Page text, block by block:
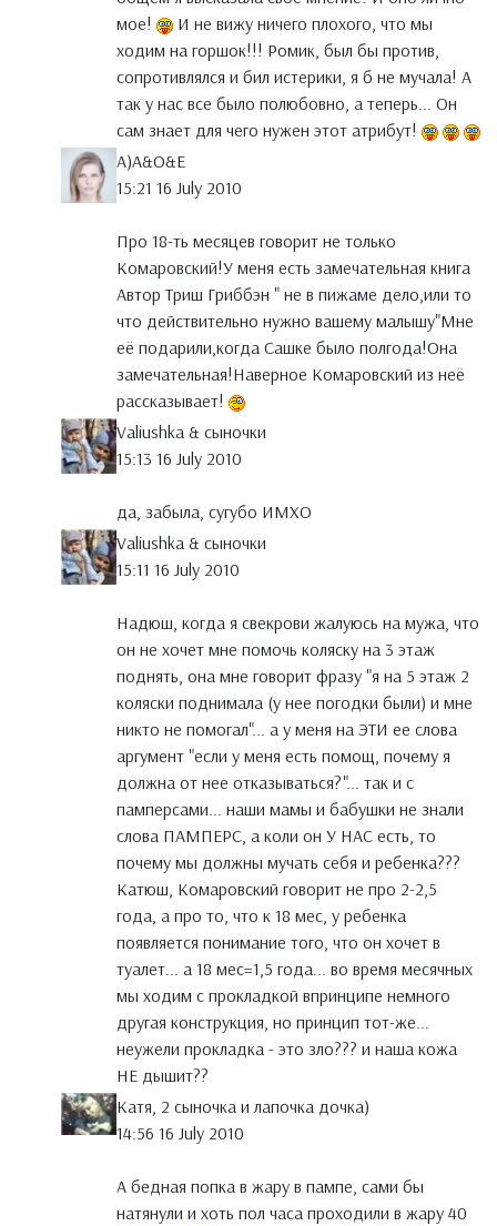
мое!
И не вижу ничего плохого, что мы
ходим на горшок!!! Ромик, был бы против,
сопротивлялся и бил истерики, я б не мучала! А
так у нас все было полюбовно, а теперь... Он
сам знает для чего нужен этот атрибут!
A)A&O&E
15:21 16 July 2010
Про 18-ть месяцев говорит не только
Комаровский!У меня есть замечательная книга
Автор Триш Гриббэн " не в пижаме дело,или то
что действительно нужно вашему малышу"Мне
её подарили,когда Сашке было полгода!Она
замечательная!Наверное Комаровский из неё
рассказывает!
Valiushka & сыночки
15:13 16 July 2010
да, забыла, сугубо ИМХО
Valiushka & сыночки
15:11 16 July 2010
Надюш, когда я свекрови жалуюсь на мужа, что
он не хочет мне помочь коляску на 3 этаж
поднять, она мне говорит фразу "я на 5 этаж 2
коляски поднимала (у нее погодки были) и мне
никто не помогал"... а у меня на ЭТИ ее слова
аргумент "если у меня есть помощ, почему я
должна от нее отказываться?"... так и с
памперсами... наши мамы и бабушки не знали
слова ПАМПЕРС, а коли он У НАС есть, то
почему мы должны мучать себя и ребенка???
Катюш, Комаровский говорит не про 2-2,5
года, а про то, что к 18 мес, у ребенка
появляется понимание того, что он хочет в
туалет... а 18 мес=1,5 года... во время месячных
мы ходим с прокладкой впринципе немного
другая конструкция, но принцип тот-же...
неужели прокладка - это зло??? и наша кожа
НЕ дышит??
Катя, 2 сыночка и лапочка дочка)
14:56 16 July 2010
А бедная попка в жару в пампе, сами бы
натянули и хоть пол часа проходили в жару 40